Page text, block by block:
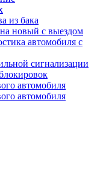
из бака
новый с выездом
автомобиля с
сигнализации
автомобиля
автомобиля